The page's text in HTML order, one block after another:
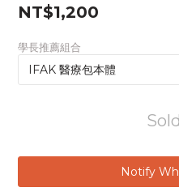
NT$1,200
學長推薦組合
Notify